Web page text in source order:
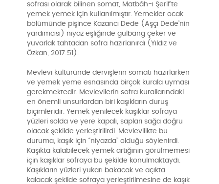
sofrası olarak bilinen somat, Matbâh-ı Şerif’te
yemek yemek için kullanılmıştır. Yemekler ocak
bölümünde pişince Kazancı Dede (Aşçı Dede’nin
yardımcısı) niyaz eşliğinde gülbang çeker ve
yuvarlak tahtadan sofra hazırlanırdı (Yıldız ve
Özkan, 2017:51).
Mevlevi kültüründe dervişlerin somatı hazırlarken
ve yemek yeme esnasında birçok kurala uyması
gerekmektedir. Mevlevilerin sofra kurallarındaki
en önemli unsurlardan biri kaşıkların duruş
biçimleridir. Yemek yenilecek kaşıklar sofraya
yüzleri solda ve yere kapalı, sapları sağa doğru
olacak şekilde yerleştirilirdi. Mevlevilikte bu
duruma, kaşık için “niyazda” olduğu söylenirdi.
Kaşıkta kalabilecek yemek artığının görülmemesi
için kaşıklar sofraya bu şekilde konulmaktaydı.
Kaşıkların yüzleri yukarı bakacak ve açıkta
kalacak şekilde sofraya yerleştirilmesine de kaşık